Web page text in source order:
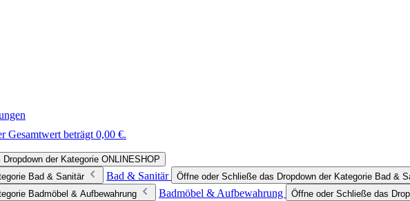
Gesamtwert beträgt 0,00 €.
der Kategorie ONLINESHOP
Bad & Sanitär
Bad & Sanitär
Öffne oder Schließe das Dropdown der Kategorie Bad &
Badmöbel & Aufbewahrung
Badmöbel & Aufbewahrung Öffne oder Schließe das